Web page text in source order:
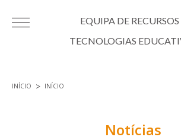
EQUIPA DE RECURSOS
TECNOLOGIAS
INÍCIO INÍCIO
Notícias